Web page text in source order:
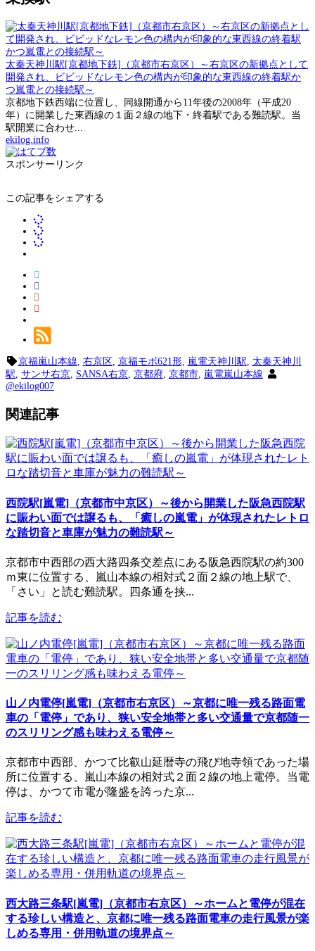
太秦天神川駅[京都地下鉄]（京都市右京区）～右京区の新拠点として
開発され、ビビッドなレモン色の構内が印象的な東西線の終着駅か
つ嵐電との接続駅～
京都地下鉄西端に位置し、同線開通から11年後の2008年（平成20
年）に開業した東西線の１面２線の地下・終着駅である難読駅。当
駅開業に合わせ...
ekilog.info
スポンサーリンク
この記事をシェアする
京福嵐山本線 右京区 京福モボ621形, 嵐電天神川駅
太秦天神川
駅 サンサ右京 SANSA右京 京都府 京都市 嵐電嵐山本線
@ekilog007
関連記事
西院駅[嵐電]（京都市中京区）～後から開業した阪急西院駅
に賑わい面では譲るも、「癒しの嵐電」が体現されたレトロ
な踏切音と車庫が魅力の難読駅～
京都市中西部の西大路四条交差点にある阪急西院駅の約300
ｍ東に位置する、嵐山本線の相対式２面２線の地上駅で、
「さい」と読む難読駅。四条通を挟...
記事を読む
山ノ内電停[嵐電]（京都市右京区）～京都に唯一残る路面電
車の「電停」であり、狭い安全地帯と多い交通量で京都随一
のスリリング感も味わえる電停～
京都市中西部、かつて比叡山延暦寺の飛び地寺領であった場
所に位置する、嵐山本線の相対式２面２線の地上電停。当電
停は、かつて市電が隆盛を誇った京...
記事を読む
西大路三条駅[嵐電]（京都市右京区）～ホームと電停が混在
する珍しい構造と、京都に唯一残る路面電車の走行風景が楽
しめる専用・併用軌道の境界点～